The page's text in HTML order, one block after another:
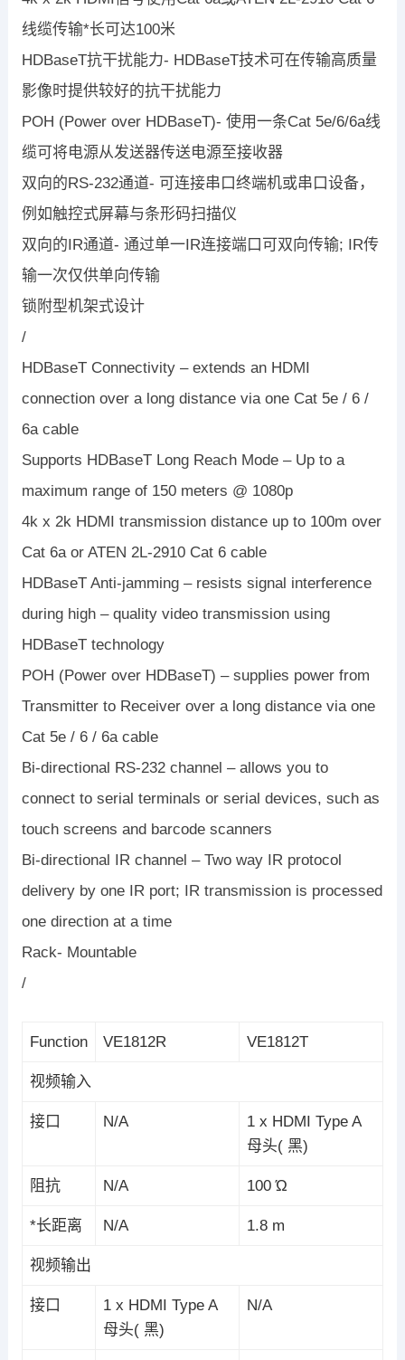
线缆传输*长可达100米
HDBaseT抗干扰能力- HDBaseT技术可在传输高质量
影像时提供较好的抗干扰能力
POH (Power over HDBaseT)- 使用一条Cat 5e/6/6a线
缆可将电源从发送器传送电源至接收器
双向的RS-232通道- 可连接串口终端机或串口设备，
例如触控式屏幕与条形码扫描仪
双向的IR通道- 通过单一IR连接端口可双向传输; IR传
输一次仅供单向传输
锁附型机架式设计
/
HDBaseT Connectivity – extends an HDMI
connection over a long distance via one Cat 5e / 6 /
6a cable
Supports HDBaseT Long Reach Mode – Up to a
maximum range of 150 meters @ 1080p
4k x 2k HDMI transmission distance up to 100m over
Cat 6a or ATEN 2L-2910 Cat 6 cable
HDBaseT Anti-jamming – resists signal interference
during high – quality video transmission using
HDBaseT technology
POH (Power over HDBaseT) – supplies power from
Transmitter to Receiver over a long distance via one
Cat 5e / 6 / 6a cable
Bi-directional RS-232 channel – allows you to
connect to serial terminals or serial devices, such as
touch screens and barcode scanners
Bi-directional IR channel – Two way IR protocol
delivery by one IR port; IR transmission is processed
one direction at a time
Rack- Mountable
/
Function VE1812R VE1812T
视频输入
接口 N/A
1 x HDMI Type A
母头( 黑)
阻抗 N/A 100 Ώ
*长距离 N/A 1.8 m
视频输出
接口
1 x HDMI Type A
母头( 黑)
N/A